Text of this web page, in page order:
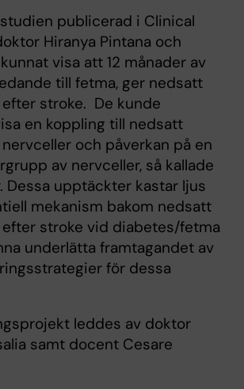
publicerad i Clinical
Hiranya Pintana och
visa att 12 månader av
till fetma, ger nedsatt
stroke. De kunde
en koppling till nedsatt
och påverkan på en
av nervceller, så kallade
Dessa upptäckter kastar ljus
mekanism bakom nedsatt
stroke vid diabetes/fetma
underlätta framtagandet av
för dessa
leddes av doktor
samt docent Cesare